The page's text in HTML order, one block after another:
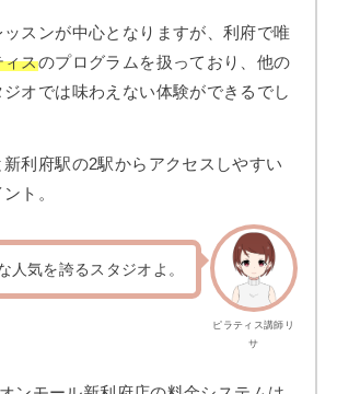
スンが中心となりますが、利府で唯
ィスのプログラムを扱っており、他の
オでは味わえない体験ができるでし
新利府駅の2駅からアクセスしやすい
ト。
ピラティス講師リ
サ
人気を誇るスタジオよ。